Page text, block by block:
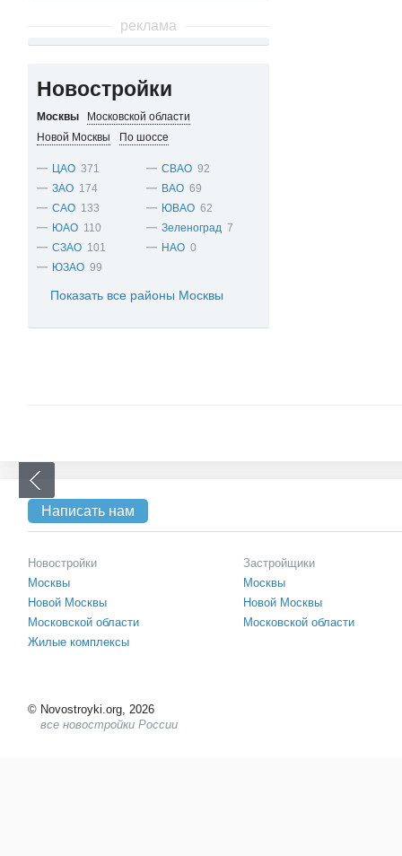
реклама
Новостройки
Москвы
Московской области
Новой Москвы
По шоссе
ЦАО 371
ЗАО 174
САО 133
ЮАО 110
СЗАО 101
ЮЗАО 99
СВАО 92
ВАО 69
ЮВАО 62
Зеленоград 7
НАО 0
Показать все районы Москвы
Написать нам
Новостройки
Москвы
Новой Москвы
Московской области
Жилые комплексы
Застройщики
Москвы
Новой Москвы
Московской области
© Novostroyki.org, 2026
все новостройки России